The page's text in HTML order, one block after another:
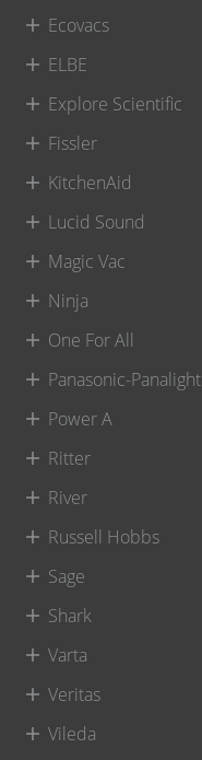
Ecovacs
ELBE
Explore Scientific
Fissler
KitchenAid
Lucid Sound
Magic Vac
Ninja
One For All
Panasonic-Panalight
Power A
Ritter
River
Russell Hobbs
Sage
Shark
Varta
Veritas
Vileda